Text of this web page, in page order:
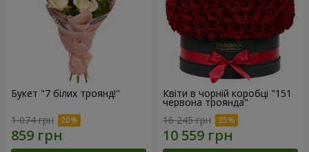
Букет "7 білих троянд!"
1 074 грн
Квіти в чорній коробці "151
червона троянда"
16 245 грн